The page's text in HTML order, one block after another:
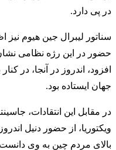
در پی دارد.
سناتور لیبرال جین هیوم نیز
حضور در این رژه نظامی
افزود، اندروز در آنجا، در
جهان ایستاده بود.
در مقابل این انتقادات،
ویکتوریا، از حضور دنیل
بالای مردم چین به وی